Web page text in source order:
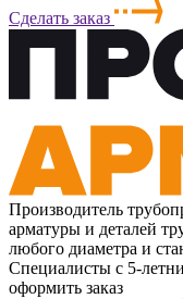
Сделать заказ
Производитель
арматуры и деталей
любого диаметра и
Специалисты с 5-
оформить заказ